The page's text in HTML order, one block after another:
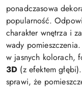
ponadczasowa
popularność.
charakter wnętrza i
wady
w jasnych kolorach,
3D (z efektem
sprawi, że